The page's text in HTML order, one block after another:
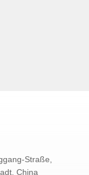
Straße,
China